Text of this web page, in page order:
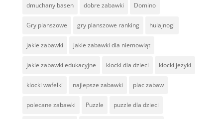
dmuchany basen dobre zabawki Domino
Gry planszowe gry planszowe ranking hulajnogi
jakie zabawki jakie zabawki dla niemowląt
jakie zabawki edukacyjne klocki dla dzieci klocki jeżyki
klocki wafelki najlepsze zabawki plac zabaw
polecane zabawki Puzzle puzzle dla dzieci